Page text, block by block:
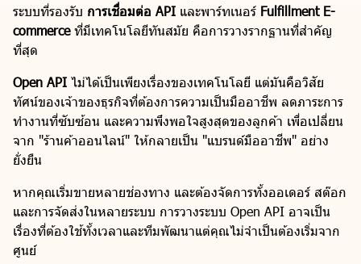
ระบบที่รองรับ การเชื่อมต่อ API และพาร์ทเนอร์ Fulfillment E-
commerceที่มีเทคโนโลยีทันสมัย คือการวางรากฐานที่สำคัญ
ที่สุด
Open API ไม่ได้เป็นเพียงเรื่องของเทคโนโลยี แต่มันคือวิสัย
ทัศน์ของเจ้าของธุรกิจที่ต้องการความเป็นมืออาชีพ ลดภาระการ
ทำงานที่ซับซ้อน และความพึงพอใจสูงสุดของลูกค้า เพื่อเปลี่ยน
จาก "ร้านค้าออนไลน์" ให้กลายเป็น "แบรนด์มืออาชีพ" อย่าง
ยั่งยืน
หากคุณเริ่มขายหลายช่องทาง และต้องจัดการทั้งออเดอร์ สต๊อก
และการจัดส่งในหลายระบบ การวางระบบ Open API อาจเป็น
เรื่องที่ต้องใช้ทั้งเวลาและทีมพัฒนาแต่คุณไม่จำเป็นต้องเริ่มจาก
ศูนย์